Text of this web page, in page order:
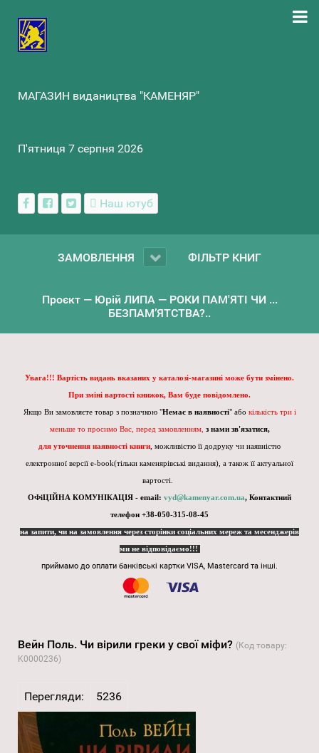
МАГАЗИН видаництва "КАМЕНЯР"
П'ятниця 7 серпня 2026
Наш ютуб
ЗАМОВЛЕННЯ ФІЛЬТР КНИГ
Проєкт — Юрій ЛИПА — РОКИ ПАМ'ЯТІ ЧИ ...
БЕЗПАМ’ЯТСТВА?..
Увага!!! Вартість видань вказаних у каталозі-магазині може бути змінено.
При зміні вартості книжок, Вам буде повідомлено.
Якщо Ви замовляєте товар з позначкою "Немає в наявності" або кількість три і
меньше то просимо Вас, перед замовленням, з нами зв'язатися,
для уточнення наявності книги , можливістю її додруку чи наявністю
електронної версії e-book(тільки каменярівські видання), а також її актуальної
вартості.
ОФіЦІЙНА КОМУНІКАЦІЯ - email: vyd@kamenyar.com.ua, Контактний
телефон +38-050-315-08-45
на запити, чи на замовлення через сторінки соціальних мереж та месенджерів
ми не відповідаємо!!!
приймамо до оплати банківські картки VISA, Mastercard та інші.
Вейн Поль. Чи вірили греки у свої міфи? (Код товару:
K0000236)
Перегляди: 5236